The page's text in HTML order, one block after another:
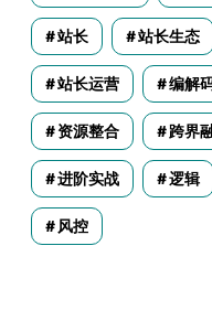
站长 站长生态
站长运营 编解
资源整合 跨界
进阶实战 逻辑
风控